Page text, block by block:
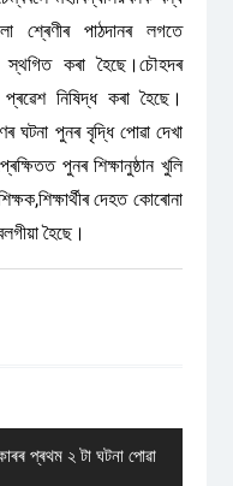
শ্ৰেণীৰ পাঠদানৰ লগতে
স্থগিত কৰা হৈছে।চৌহদৰ
নিষিদ্ধ কৰা হৈছে।
ঘটনা পুনৰ বৃদ্ধি পোৱা দেখা
পুনৰ শিক্ষানুষ্ঠান খুলি
দেহত কোৰোনা
হৈছে।
প্ৰথম ২ টা ঘটনা পোৱা